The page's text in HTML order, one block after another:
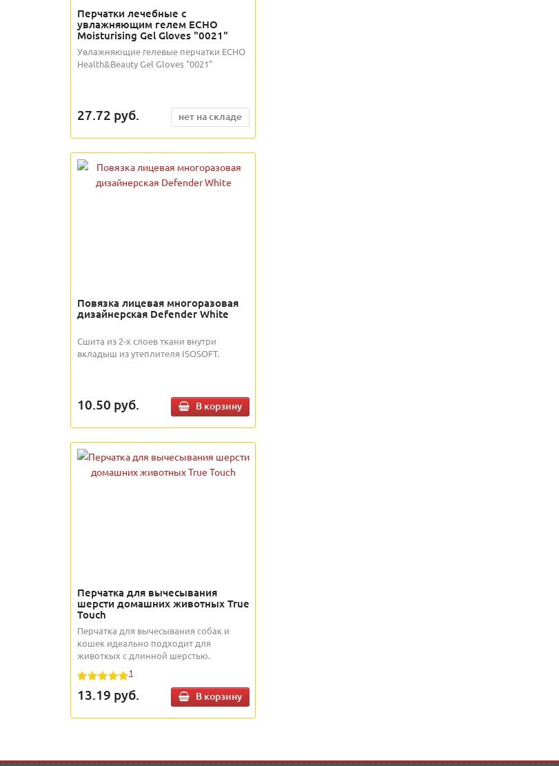
Перчатки лечебные с
увлажняющим гелем ECHO
Moisturising Gel Gloves "0021"
Увлажняющие гелевые перчатки ECHO
Health&Beauty Gel Gloves "0021"
27.72 руб. нет на складе
Повязка лицевая многоразовая
дизайнерская Defender White
Сшита из 2-х слоев ткани внутри
вкладыш из утеплителя ISOSOFT.
10.50 руб. В корзину
Перчатка для вычесывания
шерсти домашних животных True
Touch
Перчатка для вычесывания собак и
кошек идеально подходит для
животкых с длинной шерстью.
1
13.19 руб. В корзину